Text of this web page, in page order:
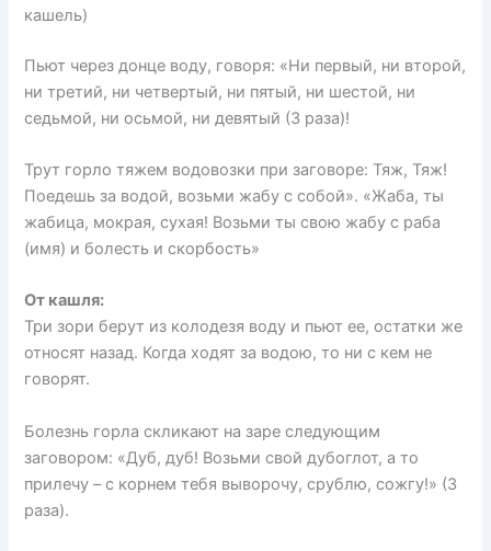
кашель)
Пьют через донце воду, говоря: «Ни первый, ни второй,
ни третий, ни четвертый, ни пятый, ни шестой, ни
седьмой, ни осьмой, ни девятый (3 раза)!
Трут горло тяжем водовозки при заговоре: Тяж, Тяж!
Поедешь за водой, возьми жабу с собой». «Жаба, ты
жабица, мокрая, сухая! Возьми ты свою жабу с раба
(имя) и болесть и скорбость»
От кашля:
Три зори берут из колодезя воду и пьют ее, остатки же
относят назад. Когда ходят за водою, то ни с кем не
говорят.
Болезнь горла скликают на заре следующим
заговором: «Дуб, дуб! Возьми свой дубоглот, а то
прилечу – с корнем тебя выворочу, срублю, сожгу!» (3
раза).